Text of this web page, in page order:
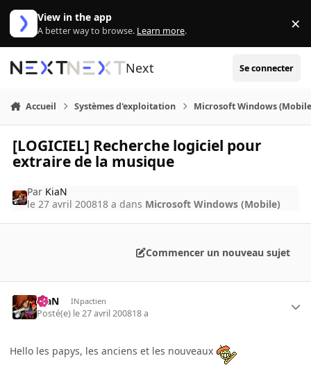
Aller au contenu
View in the app
A better way to browse. Learn more. ×
Next Se connecter
Accueil Systèmes d'exploitation Microsoft Windows
[LOGICIEL] Recherche logiciel pour
extraire de la musique
Par KiaN
le 27 avril 200818 a dans Microsoft Windows (Mobile)
Commencer un nouveau sujet
KiaN INpactien
Posté(e) le 27 avril 200818 a
Hello les papys, les anciens et les nouveaux